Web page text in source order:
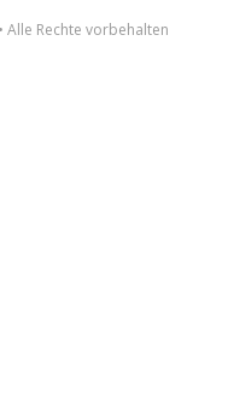
Alle Rechte vorbehalten